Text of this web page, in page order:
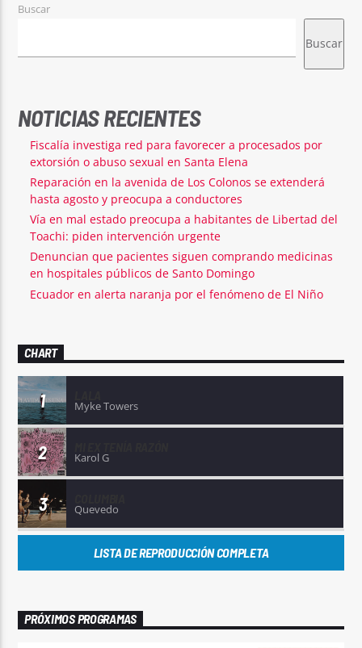
Buscar
Buscar
NOTICIAS RECIENTES
Fiscalía investiga red para favorecer a procesados por
extorsión o abuso sexual en Santa Elena
Reparación en la avenida de Los Colonos se extenderá
hasta agosto y preocupa a conductores
Vía en mal estado preocupa a habitantes de Libertad del
Toachi: piden intervención urgente
Denuncian que pacientes siguen comprando medicinas
en hospitales públicos de Santo Domingo
Ecuador en alerta naranja por el fenómeno de El Niño
CHART
1 Myke Towers
2 Karol G
3 Quevedo
LISTA DE REPRODUCCIÓN COMPLETA
PRÓXIMOS PROGRAMAS